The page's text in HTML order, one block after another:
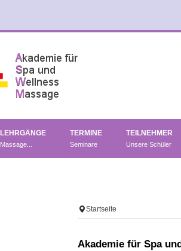
LEHRGÄNGE
Massage...
TERMINE
Seminare
TEILNEHMER
Unsere Schüler
Startseite
Akademie für Spa